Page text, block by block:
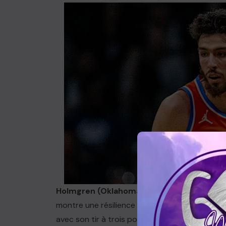
Holmgren (Oklahoma City Thunder)
:
montre une résilience admirable et se
avec son tir à trois points. Comme